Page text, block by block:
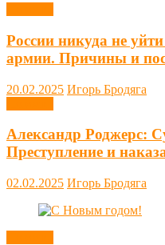
России никуда не
армии. Причины и
20.02.2025 Игорь Бродяга
Александр Роджерс:
Преступление и
02.02.2025 Игорь Бродяга